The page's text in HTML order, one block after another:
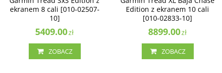
ekranem 8 cali [010-02507-10]
ekranem 8 cali [010-02507-
10]
5409.00zł
ZOBACZ
Edition z ekranem 10 cali [010-
02833-10]
Dostępność: Produkt
sprowadzany na zamówienie
Edition z ekranem 10 cali
[010-02833-10]
8899.00zł
ZOBACZ